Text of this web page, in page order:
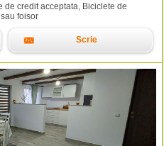
de credit acceptata, Biciclete de
foisor
Scrie